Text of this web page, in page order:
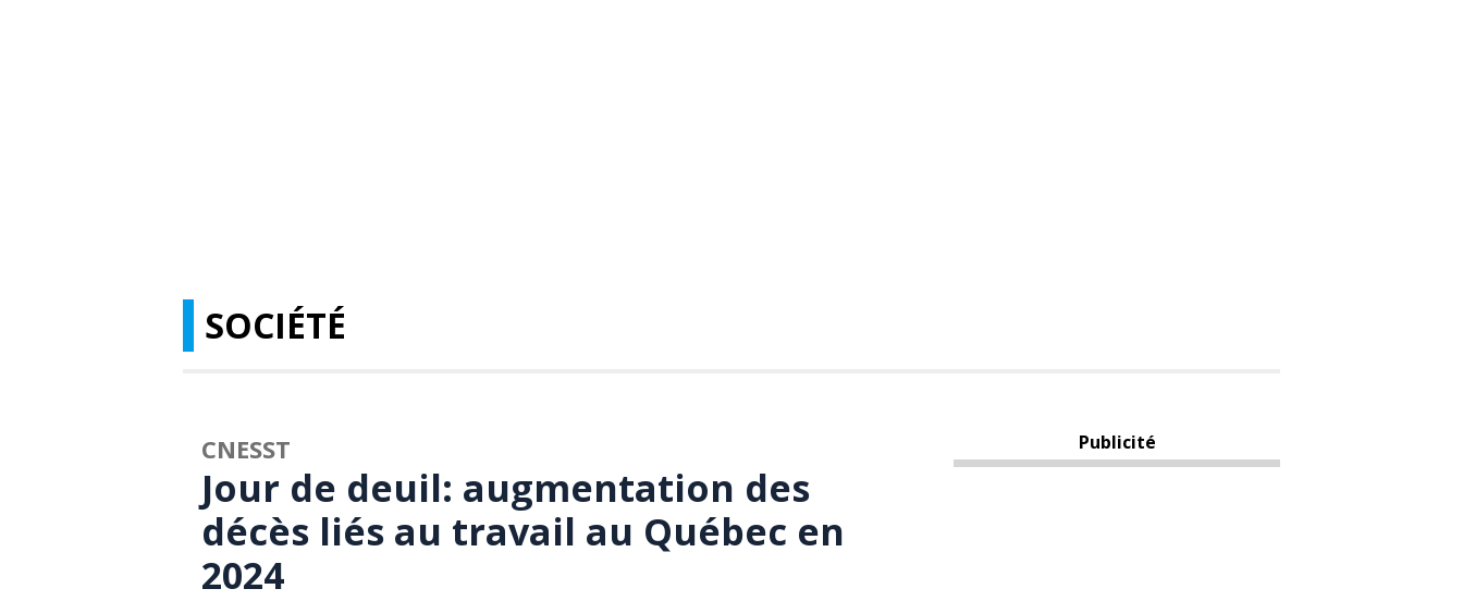
SOCIÉTÉ
CNESST
Jour de deuil: augmentation des
décès liés au travail au Québec en
2024
Publicité